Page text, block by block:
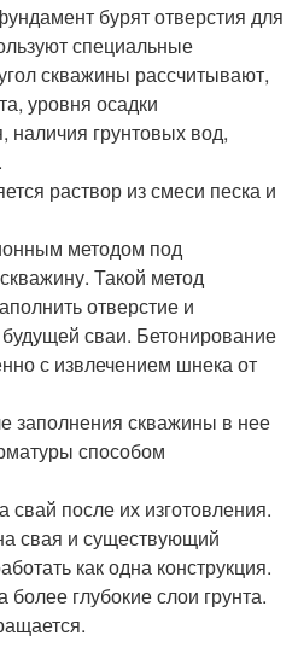
бурят отверстия для
специальные
скважины рассчитывают,
уровня осадки
грунтовых вод,
раствор из смеси песка и
методом под
Такой метод
отверстие и
будущей сваи. Бетонирование
с извлечением шнека от
заполнения скважины в нее
способом
свай после их изготовления.
свая и существующий
как одна конструкция.
более глубокие слои грунта.